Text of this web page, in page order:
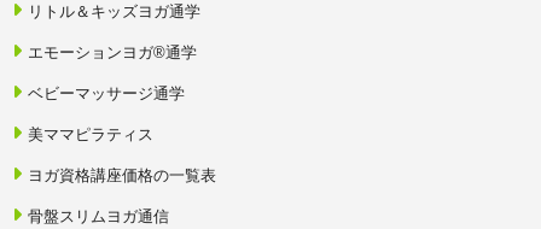
リトル＆キッズヨガ通学
エモーションヨガ®通学
ベビーマッサージ通学
美ママピラティス
ヨガ資格講座価格の一覧表
骨盤スリムヨガ通信